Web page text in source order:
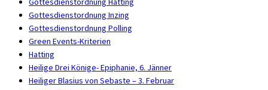
Gottesdienstordnung Inzing
Gottesdienstordnung Polling
Green Events-Kriterien
Hatting
Heilige Drei Könige- Epiphanie, 6. Jänner
Heiliger Blasius von Sebaste – 3. Februar